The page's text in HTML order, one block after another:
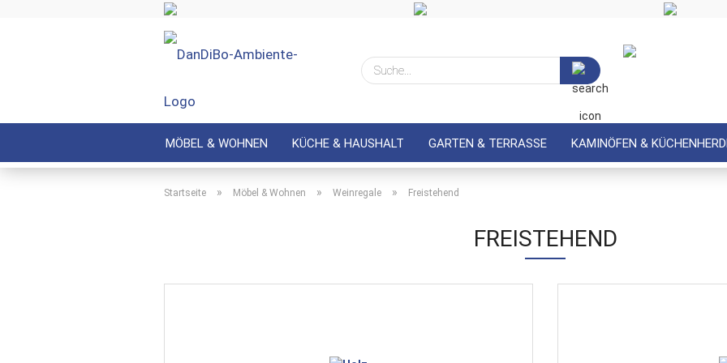
Suche...
MÖBEL & WOHNEN KÜCHE & HAUSHALT GARTEN & TERRASSE KAMINÖFEN &
Startseite » Möbel & Wohnen » Weinregale » Freistehend
FREISTEHEND